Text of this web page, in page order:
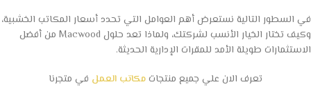
في السطور التالية نستعرض أهم العوامل التي تحدد أسعار المكاتب الخشبية،
وكيف تختار الخيار الأنسب لشركتك، ولماذا تعد حلول Macwood من أفضل
الاستثمارات طويلة الأمد للمقرات الإدارية الحديثة.
تعرف الان علي جميع منتجاتمكاتب العمل في متجرنا